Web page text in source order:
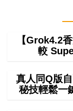
【Grok4.2
較
真人同Q版
秘技輕鬆一